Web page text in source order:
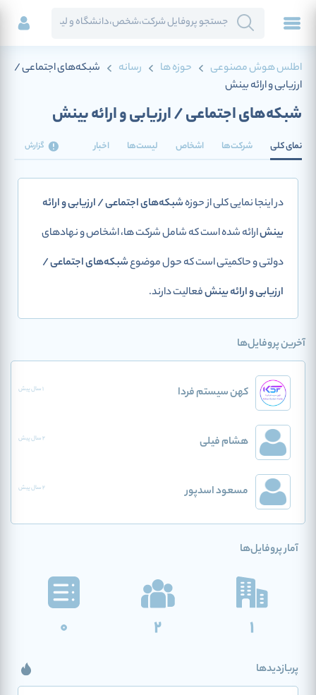
اطلس هوش مصنوعی حوزه ها رسانه
شبکه‌های اجتماعی /
ارزیابی و ارائه بینش
شبکه‌های اجتماعی / ارزیابی و ارائه بینش
نمای کلی شرکت‌ها اشخاص لیست‌ها اخبار گزارش
در اینجا نمایی کلی از حوزهشبکه‌های اجتماعی / ارزیابی و ارائه
بینشارائه شده است که شامل شرکت ها، اشخاص و نهادهای
دولتی و حاکمیتی است که حول موضوعشبکه‌های اجتماعی /
ارزیابی و ارائه بینشفعالیت دارند.
آخرین پروفایل‌ها
کهن سیستم فردا 1 سال پیش
هشام فیلی 2 سال پیش
مسعود اسدپور 2 سال پیش
آمار پروفایل‌ها
1
2
0
پربازدیدها